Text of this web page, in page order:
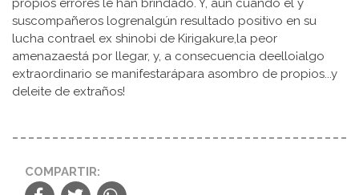
suscompañeros logrenalgún resultado positivo en su
lucha contrael ex shinobi de Kirigakure,la peor
amenazaestá por llegar, y, a consecuencia deello¡algo
extraordinario se manifestarápara asombro de propios...y
deleite de extraños!
COMPARTIR: